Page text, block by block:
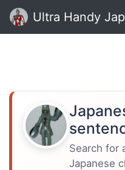
Ultra Handy
Search for
Japanese